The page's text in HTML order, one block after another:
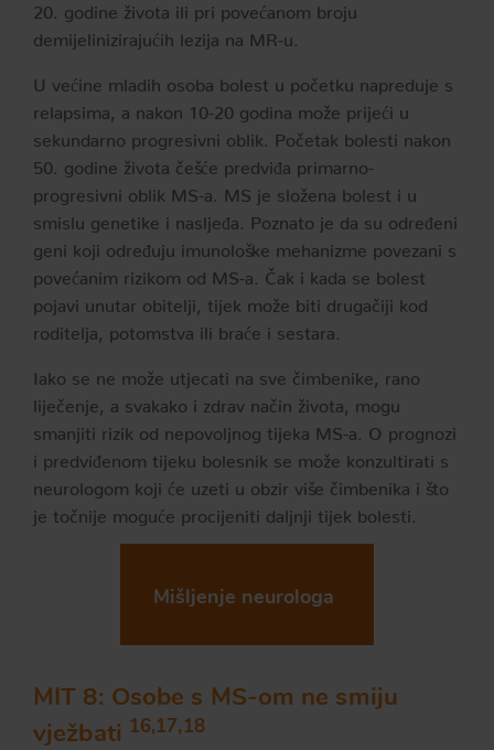
20. godine života ili pri povećanom broju
demijelinizirajućih lezija na MR-u.
U većine mladih osoba bolest u početku napreduje s
relapsima, a nakon 10-20 godina može prijeći u
sekundarno progresivni oblik. Početak bolesti nakon
50. godine života češće predviđa primarno-
progresivni oblik MS-a. MS je složena bolest i u
smislu genetike i nasljeđa. Poznato je da su određeni
geni koji određuju imunološke mehanizme povezani s
povećanim rizikom od MS-a. Čak i kada se bolest
pojavi unutar obitelji, tijek može biti drugačiji kod
roditelja, potomstva ili braće i sestara.
Iako se ne može utjecati na sve čimbenike, rano
liječenje, a svakako i zdrav način života, mogu
smanjiti rizik od nepovoljnog tijeka MS-a. O prognozi
i predviđenom tijeku bolesnik se može konzultirati s
neurologom koji će uzeti u obzir više čimbenika i što
je točnije moguće procijeniti daljnji tijek bolesti.
Mišljenje neurologa
MIT 8: Osobe s MS-om ne smiju
vježbati 16,17,18